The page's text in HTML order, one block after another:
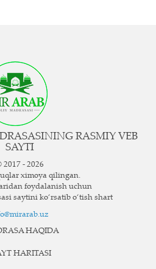
RASMIY VEB
SAYTI
2017 - 2026
ximoya qilingan.
foydalanish uchun
saytini ko‘rsatib o‘tish shart
HAQIDA
HARITASI